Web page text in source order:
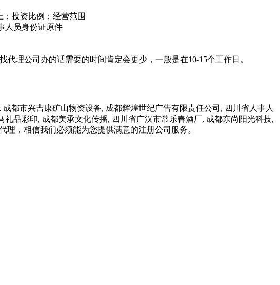
；投资比例；经营范围
人员身份证原件
理公司办的话需要的时间肯定会更少，一般是在10-15个工作日。
市兴吉康矿山物资设备, 成都辉煌世纪广告有限责任公司, 四川省人事人
品彩印, 成都美承文化传播, 四川省广汉市常乐春酒厂, 成都东尚阳光科技,
，相信我们必须能为您提供满意的注册公司服务。